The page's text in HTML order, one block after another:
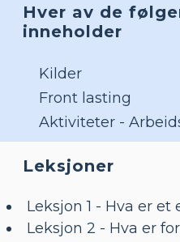
Hver av de
inneholder
Kilder
Front lasting
Aktiviteter -
Leksjoner
Leksjon 1 - Hva er et
Leksjon 2 - Hva er